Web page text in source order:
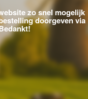
zo snel mogelijk
doorgeven via